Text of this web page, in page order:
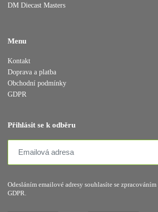
DM Diecast Masters
Menu
Kontakt
Doprava a platba
Obchodní podmínky
GDPR
Přihlásit se k odběru
Odesláním emailové adresy souhlasíte se
GDPR.